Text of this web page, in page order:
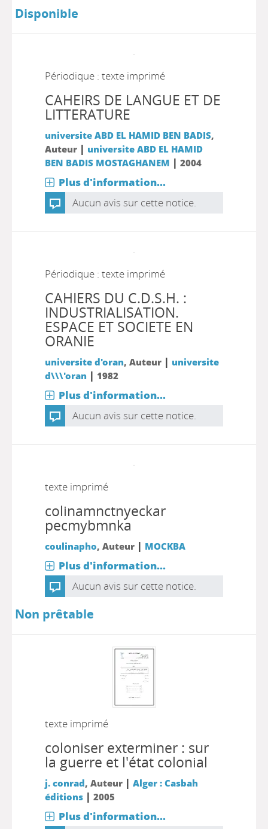
Disponible
Périodique : texte imprimé
CAHEIRS DE LANGUE ET DE
LITTERATURE
universite ABD EL HAMID BEN BADIS,
Auteur | universite ABD EL HAMID
BEN BADIS MOSTAGHANEM | 2004
Plus d'information...
Aucun avis sur cette notice.
Périodique : texte imprimé
CAHIERS DU C.D.S.H. :
INDUSTRIALISATION.
ESPACE ET SOCIETE EN
ORANIE
universite d'oran, Auteur | universite
d\\\'oran | 1982
Plus d'information...
Aucun avis sur cette notice.
texte imprimé
colinamnctnyeckar
pecmybmnka
coulinapho, Auteur | MOCKBA
Plus d'information...
Aucun avis sur cette notice.
Non prêtable
texte imprimé
coloniser exterminer : sur
la guerre et l'état colonial
j. conrad, Auteur | Alger : Casbah
éditions| 2005
Plus d'information...